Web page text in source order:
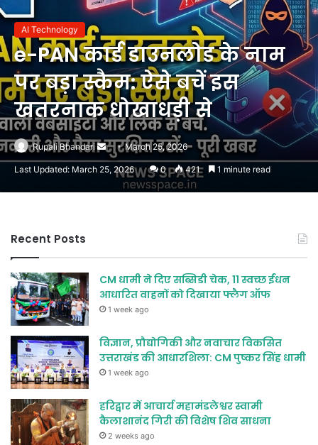
AI Technology
e-PAN कार्ड डाउनलोड के नाम
पर बड़ा स्कैम: ऐसे बचें इस
खतरनाक धोखाधड़ी से
Rupali Bhandari
Send
an
email
March 25, 2026
Last Updated: March 25, 2026 0 421 1 minute read
Recent Posts
CM धामी ने दिए सब्सिडी चेक, 11 स्वच्छ ईंधन
आधारित वाहनों को दिखाया फ्लैग ऑफ
1 week ago
विज्ञान, प्रौद्योगिकी और नवाचार विकसित
उत्तराखंड की आधारशिला: CM पुष्कर सिंह धामी
1 week ago
हरिद्वार में आचार्य महामंडलेश्वर स्वामी
कैलाशानंद गिरी की विशेष शिव साधना
2 weeks ago